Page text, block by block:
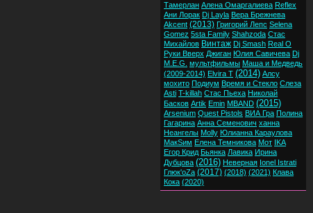
Тамерлан Алена Омаргалиева Reflex
Ани Лорак Dj Layla Вера Брежнева
Akcent (2013) Григорий Лепс Selena
Gomez 5sta Family Shahzoda Стас
Михайлов Винтаж Dj Smash Real O
Руки Вверх Джиган Юлия Савичева Dj
M.E.G. мультфильмы Маша и Медведь
(2009-2014) Elvira T (2014) Алсу
мохито Подиум Время и Стекло Слеза
Asti T-killah Стас Пьеха Николай
Басков Artik Emin MBAND (2015)
Arsenium Quest Pistols ВИА Гра Полина
Гагарина Анна Семенович ханна
Неангелы Molly Юлианна Караулова
МакSим Елена Темникова Мот IKA
Егор Крид Бьянка Лавика Ирина
Дубцова (2016) Неверная Ionel Istrati
Глюк'oZa (2017) (2018) (2021) Клава
Кока (2020)